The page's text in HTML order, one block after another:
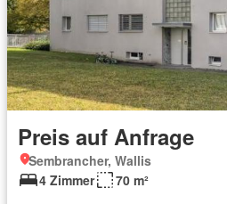
Preis auf Anfrage
Sembrancher, Wallis
4 Zimmer
70 m²